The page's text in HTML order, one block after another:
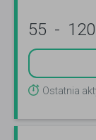
55 - 120
Ostatnia